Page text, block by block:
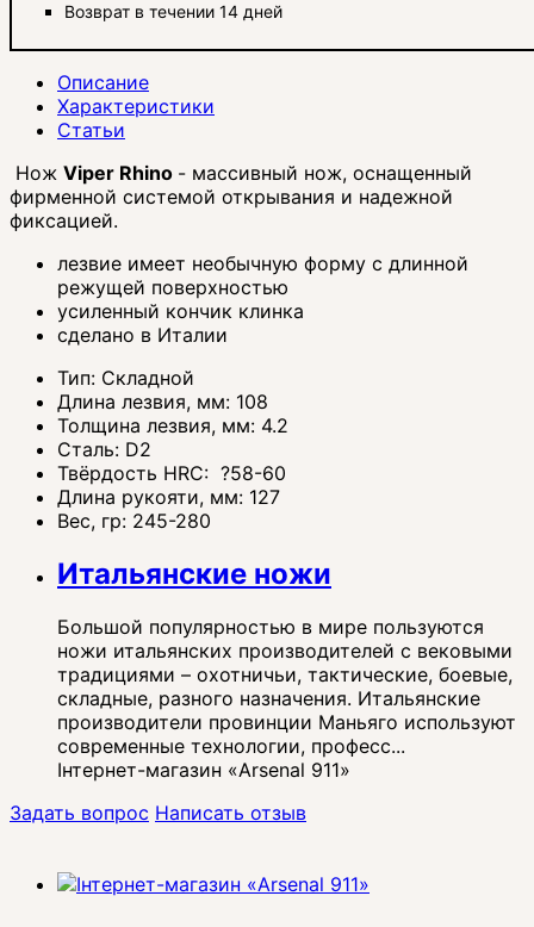
Возврат в течении 14 дней
Описание
Характеристики
Статьи
Нож Viper Rhino - массивный нож, оснащенный
фирменной системой открывания и надежной
фиксацией.
лезвие имеет необычную форму с длинной
режущей поверхностью
усиленный кончик клинка
сделано в Италии
Тип: Складной
Длина лезвия, мм: 108
Толщина лезвия, мм: 4.2
Сталь: D2
Твёрдость HRC: ?58-60
Длина рукояти, мм: 127
Вес, гр: 245-280
Итальянские ножи
Большой популярностью в мире пользуются
ножи итальянских производителей с вековыми
традициями – охотничьи, тактические, боевые,
складные, разного назначения. Итальянские
производители провинции Маньяго используют
современные технологии, професс...
Інтернет-магазин «Arsenal 911»
Задать вопрос Написать отзыв